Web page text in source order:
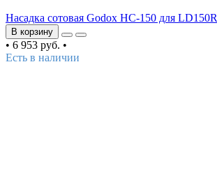
Насадка сотовая Godox HC-150 для LD150R
В корзину
• 6 953 руб. •
Есть в наличии